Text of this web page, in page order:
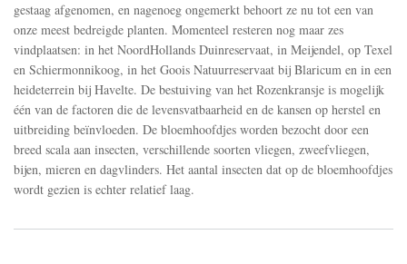
verdwenen
uit
Nederland
door
een
gebrek
aan
bestuivers
gestaag afgenomen, en nagenoeg ongemerkt behoort ze nu tot een van
onze meest bedreigde planten. Momenteel resteren nog maar zes
vindplaatsen: in het NoordHollands Duinreservaat, in Meijendel, op Texel
en Schiermonnikoog, in het Goois Natuurreservaat bij Blaricum en in een
heideterrein bij Havelte. De bestuiving van het Rozenkransje is mogelijk
één van de factoren die de levensvatbaarheid en de kansen op herstel en
uitbreiding beïnvloeden. De bloemhoofdjes worden bezocht door een
breed scala aan insecten, verschillende soorten vliegen, zweefvliegen,
bijen, mieren en dagvlinders. Het aantal insecten dat op de bloemhoofdjes
wordt gezien is echter relatief laag.